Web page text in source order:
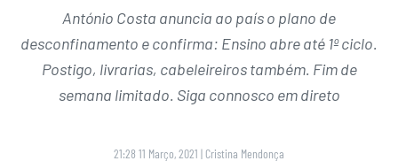
António Costa anuncia ao país o plano de
desconfinamento e confirma: Ensino abre até 1º ciclo.
Postigo, livrarias, cabeleireiros também. Fim de
semana limitado. Siga connosco em direto
21:28 11 Março, 2021 | Cristina Mendonça